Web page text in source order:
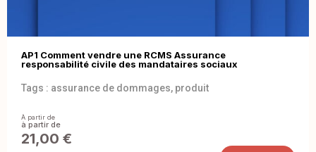
AP1 Comment vendre une RCMS Assurance
responsabilité civile des mandataires sociaux
Tags : assurance de dommages, produit
À partir de
21,00 €